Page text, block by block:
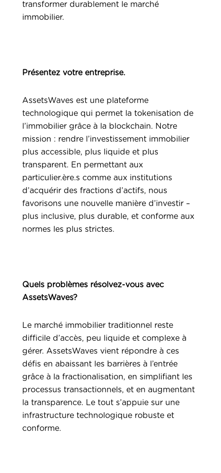
transformer durablement le marché
immobilier.
Présentez votre entreprise.
AssetsWaves est une plateforme
technologique qui permet la tokenisation de
l’immobilier grâce à la blockchain. Notre
mission : rendre l’investissement immobilier
plus accessible, plus liquide et plus
transparent. En permettant aux
particulier.ère.s comme aux institutions
d’acquérir des fractions d’actifs, nous
favorisons une nouvelle manière d’investir –
plus inclusive, plus durable, et conforme aux
normes les plus strictes.
Quels problèmes résolvez-vous avec
AssetsWaves?
Le marché immobilier traditionnel reste
difficile d’accès, peu liquide et complexe à
gérer. AssetsWaves vient répondre à ces
défis en abaissant les barrières à l’entrée
grâce à la fractionalisation, en simplifiant les
processus transactionnels, et en augmentant
la transparence. Le tout s’appuie sur une
infrastructure technologique robuste et
conforme.